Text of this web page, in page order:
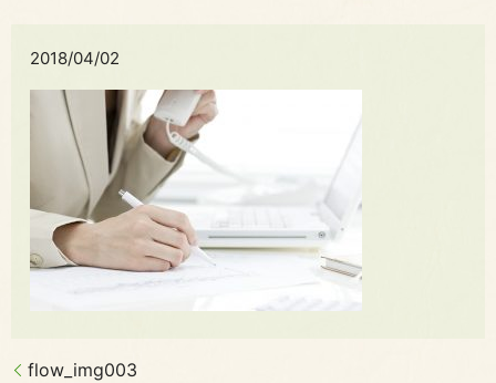
2018/04/02
flow_img003